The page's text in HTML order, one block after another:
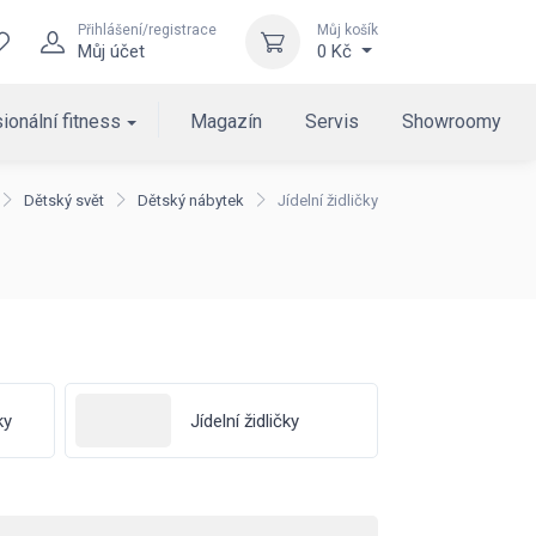
Přihlášení/registrace
Můj účet
Můj košík
0 Kč
fitness Magazín Servis Showroomy
Dětský svět Dětský nábytek Jídelní židličky
Jídelní židličky